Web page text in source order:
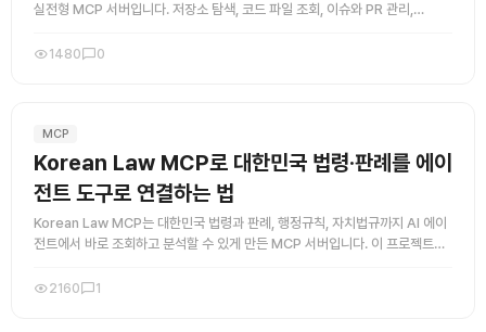
실전형 MCP 서버입니다. 저장소 탐색, 코드 파일 조회, 이슈와 PR 관리,
1480 0
MCP
Korean Law MCP로 대한민국 법령·판례를 에이
전트 도구로 연결하는 법
Korean Law MCP는 대한민국 법령과 판례, 행정규칙, 자치법규까지 AI 에이
전트에서 바로 조회하고 분석할 수 있게 만든 MCP 서버입니다. 이 프로젝트의
2160 1